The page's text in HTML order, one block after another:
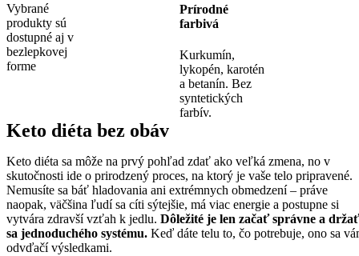
Vybrané
produkty sú
dostupné aj v
bezlepkovej
forme
Prírodné
farbivá
Kurkumín,
lykopén, karotén
a betanín. Bez
syntetických
farbív.
Keto diéta bez obáv
Keto diéta sa môže na prvý pohľad zdať ako veľká zmena, no v
skutočnosti ide o prirodzený proces, na ktorý je vaše telo pripravené.
Nemusíte sa báť hladovania ani extrémnych obmedzení – práve
naopak, väčšina ľudí sa cíti sýtejšie, má viac energie a postupne si
vytvára zdravší vzťah k jedlu. Dôležité je len začať správne a držať
sa jednoduchého systému. Keď dáte telu to, čo potrebuje, ono sa
odvďačí výsledkami.